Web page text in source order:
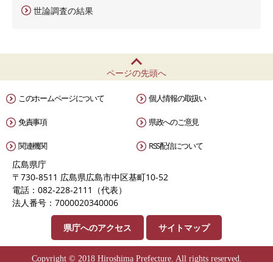
世論調査の結果
ページの先頭へ
このホームページについて 個人情報の取扱い
免責事項 県政へのご意見
関連機関 RSS配信について
広島県庁
〒730-8511 広島県広島市中区基町10-52
電話：082-228-2111（代表）
法人番号：7000020340006
県庁へのアクセス サイトマップ
Copyright © 2018 Hiroshima Prefecture. All rights reserved.